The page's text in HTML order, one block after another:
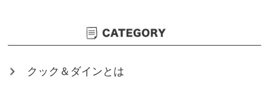
クック＆ダインとは